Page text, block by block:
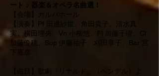
ート ♪ 器楽＆オペラ名曲選！
【会場】ガルバホール
【演奏】Pf 田邊紗世、角田貴子、清水真
実、横田理央、Vn 小柳悠、Fl 加藤千理、Cl
加藤優穂、Sop 伊藤祐子、刈田享子、Bar 宮
下嘉彦
【曲目】歌劇『リナルド』（ヘンデル）よ